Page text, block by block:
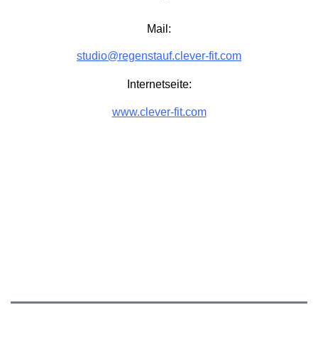
Mail:
studio@regenstauf.clever-fit.com
Internetseite:
www.clever-fit.com